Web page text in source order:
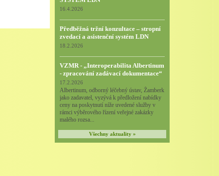
16.4.2026
Předběžná tržní konzultace – stropní
zvedací a asistenční systém LDN
18.2.2026
VZMR - „Interoperabilita Albertinum
- zpracování zadávací dokumentace“
17.2.2026
Albertinum, odborný léčebný ústav, Žamberk
jako zadavatel, vyzývá k předložení nabídky
ceny na poskytnutí níže uvedené služby v
rámci výběrového řízení veřejné zakázky
malého rozsa...
Všechny aktuality »